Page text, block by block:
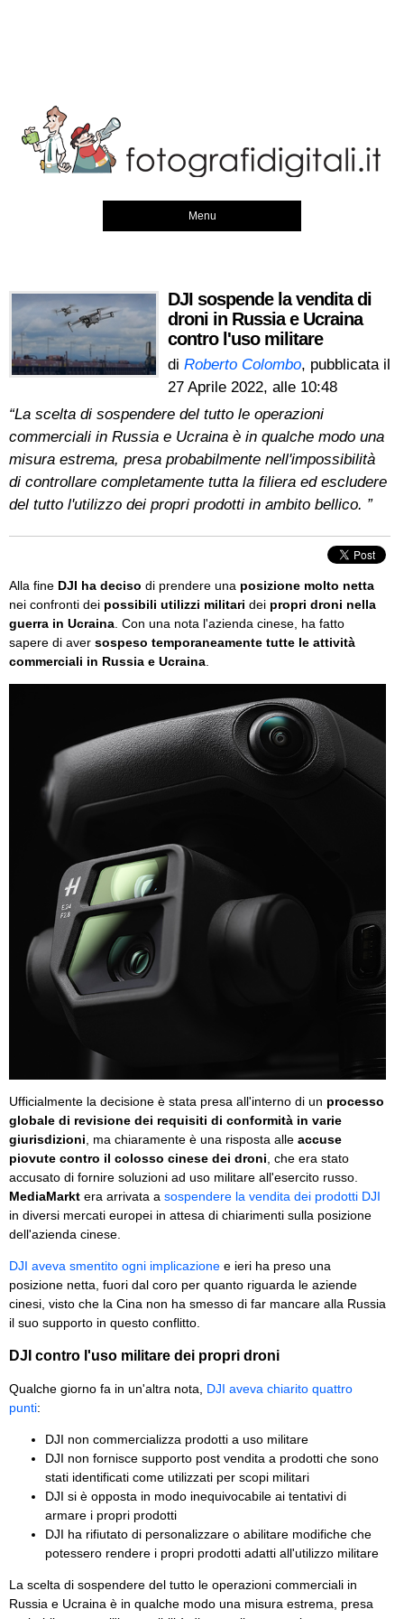
Menu
DJI sospende la vendita di
droni in Russia e Ucraina
contro l'uso militare
di Roberto Colombo, pubblicata il
27 Aprile 2022, alle 10:48
“La scelta di sospendere del tutto le operazioni
commerciali in Russia e Ucraina è in qualche modo una
misura estrema, presa probabilmente nell'impossibilità
di controllare completamente tutta la filiera ed escludere
del tutto l'utilizzo dei propri prodotti in ambito bellico. ”
Alla fine DJI ha deciso di prendere una posizione molto netta
nei confronti dei possibili utilizzi militari dei propri droni nella
guerra in Ucraina . Con una nota l'azienda cinese, ha fatto
sapere di aver sospeso temporaneamente tutte le attività
commerciali in Russia e Ucraina
Ufficialmente la decisione è stata presa all'interno di un processo
globale di revisione dei requisiti di conformità in varie
giurisdizioni, ma chiaramente è una risposta alle accuse
piovute contro il colosso cinese dei droni, che era stato
accusato di fornire soluzioni ad uso militare all'esercito russo.
MediaMarkt era arrivata a sospendere la vendita dei prodotti DJI
in diversi mercati europei in attesa di chiarimenti sulla posizione
dell'azienda cinese.
DJI aveva smentito ogni implicazione e ieri ha preso una
posizione netta, fuori dal coro per quanto riguarda le aziende
cinesi, visto che la Cina non ha smesso di far mancare alla Russia
il suo supporto in questo conflitto.
DJI contro l'uso militare dei propri droni
Qualche giorno fa in un'altra nota, DJI aveva chiarito quattro
punti:
DJI non commercializza prodotti a uso militare
DJI non fornisce supporto post vendita a prodotti che sono
stati identificati come utilizzati per scopi militari
DJI si è opposta in modo inequivocabile ai tentativi di
armare i propri prodotti
DJI ha rifiutato di personalizzare o abilitare modifiche che
potessero rendere i propri prodotti adatti all'utilizzo militare
La scelta di sospendere del tutto le operazioni commerciali in
Russia e Ucraina è in qualche modo una misura estrema, presa